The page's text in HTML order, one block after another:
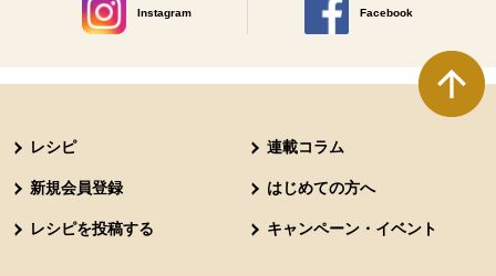
Instagram
別のウィンドウで開きます。
Facebook
別のウィンドウで開きます
レシピ 連載コラム
新規会員登録 はじめての方へ
レシピを投稿する キャンペーン・イベント